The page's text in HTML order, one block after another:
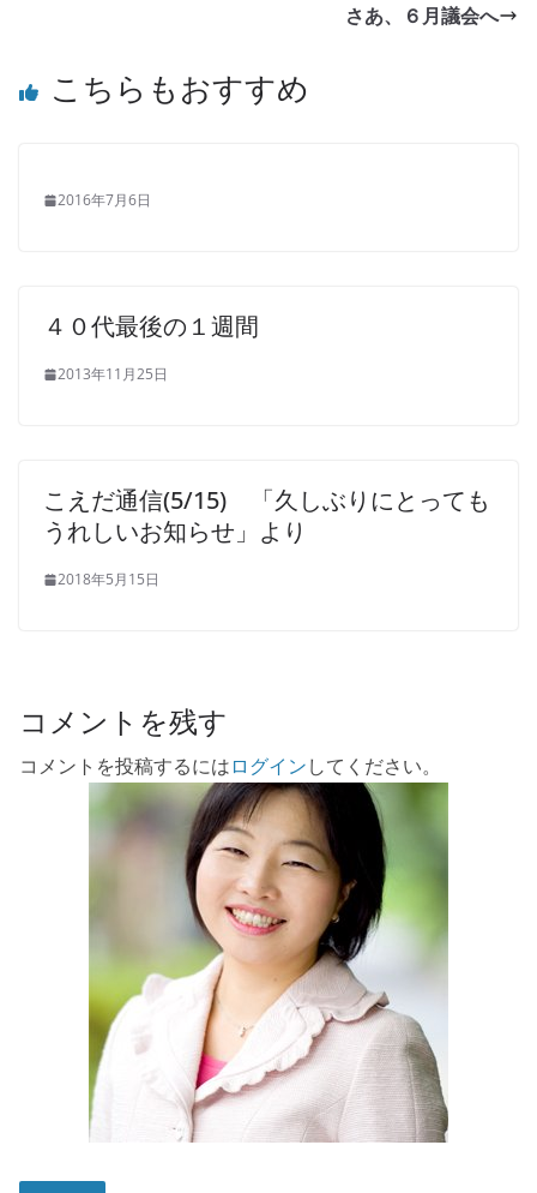
さあ、６月議会へ
こちらもおすすめ
2016年7月6日
４０代最後の１週間
2013年11月25日
こえだ通信(5/15) 「久しぶりにとっても
うれしいお知らせ」より
2018年5月15日
コメントを残す
コメントを投稿するにはログインしてください。